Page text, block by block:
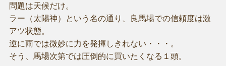
問題は天候だけ。
ラー（太陽神）という名の通り、良馬場での信頼度は激
アツ状態。
逆に雨では微妙に力を発揮しきれない・・・。
そう、馬場次第では圧倒的に買いたくなる１頭。